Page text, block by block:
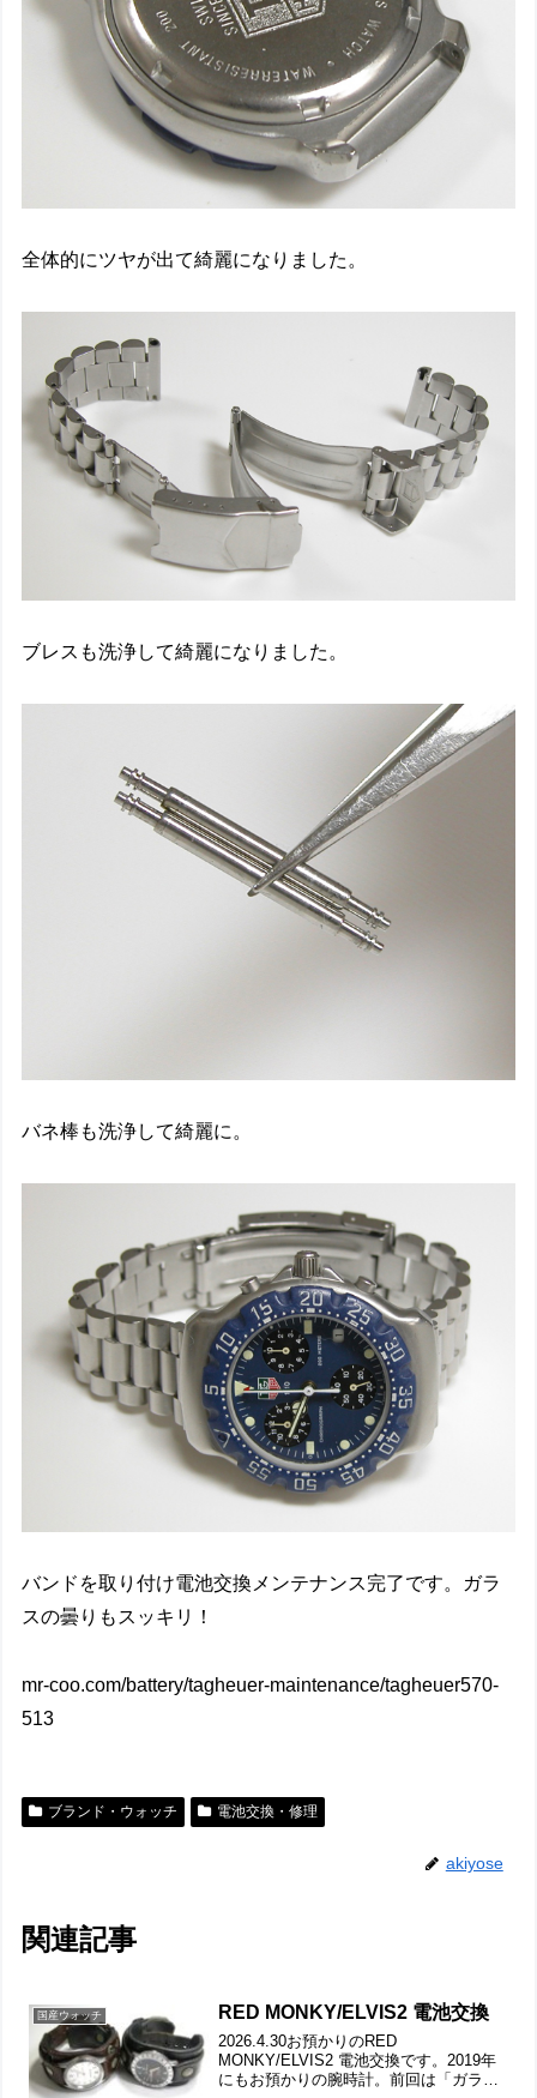
全体的にツヤが出て綺麗になりました。
ブレスも洗浄して綺麗になりました。
バネ棒も洗浄して綺麗に。
バンドを取り付け電池交換メンテナンス完了です。ガラ
スの曇りもスッキリ！
mr-coo.com/battery/tagheuer-maintenance/tagheuer570-
513
ブランド・ウォッチ 電池交換・修理
akiyose
関連記事
国産ウォッチ RED MONKY/ELVIS2 電池交換
2026.4.30お預かりのRED
MONKY/ELVIS2 電池交換です。2019年
にもお預かりの腕時計。前回は「ガラス